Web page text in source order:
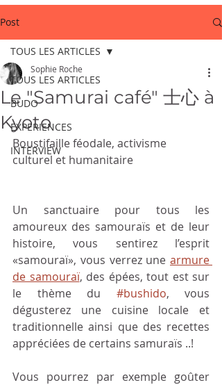
Post
TOUS LES ARTICLES
BUDO
EXPERIENCES
INTERVIEW
TOUS LES ARTICLES
Le "Samurai café" 士心 à
Kyoto
Sophie Roche
Boustifaille féodale, activisme
culturel et humanitaire
Un sanctuaire pour tous les
amoureux des samouraïs et de leur
histoire, vous sentirez l’esprit
«samouraï», vous verrez une armure
de samouraï, des épées, tout est sur
le thème du #bushido, vous
dégusterez une cuisine locale et
traditionnelle ainsi que des recettes
appréciées de certains samuraïs ..!
Vous pourrez par exemple goûter